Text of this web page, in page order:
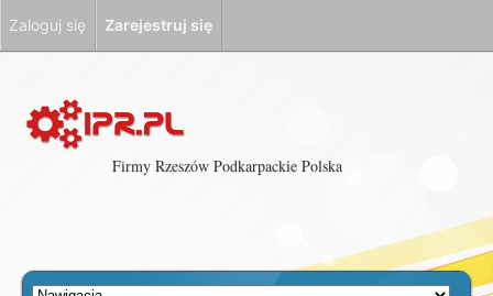
Firmy Rzeszów Podkarpackie Polska
Zaloguj się Zarejestruj się